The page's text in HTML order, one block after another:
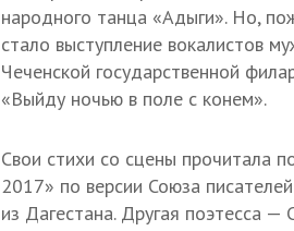
народного танца «Адыги». Но,
стало выступление вокалистов
Чеченской государственной
«Выйду ночью в поле с конем».
Свои стихи со сцены прочитала
2017» по версии Союза
из Дагестана. Другая поэтесса